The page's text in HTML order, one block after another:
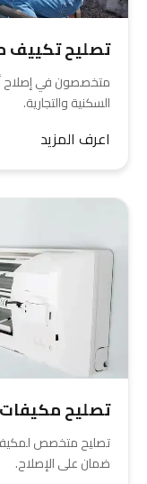
تصليح تكييف
متخصصون في إصلاح
السكنية والتجارية.
اعرف المزيد
تصليح
تصليح متخصص
ضمان على الإصلاح.